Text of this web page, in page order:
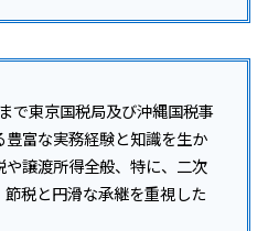
で東京国税局及び沖縄国税事
富な実務経験と知識を生か
や譲渡所得全般、特に、二次
税と円滑な承継を重視した